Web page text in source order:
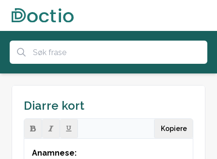
Diarre kort
Kopiere
Anamnese: